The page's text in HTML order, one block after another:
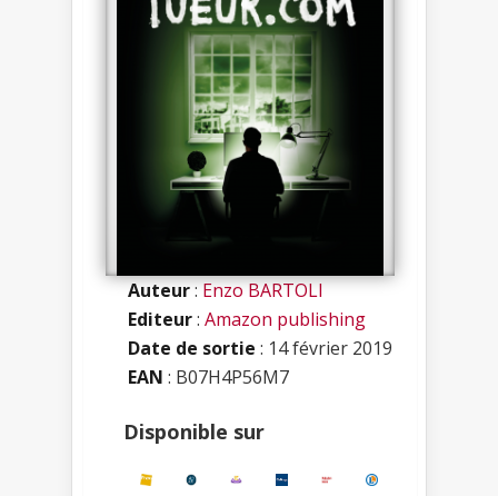
Auteur:Enzo BARTOLI
Editeur: Amazon publishing
Date de sortie : 14 février 2019
EAN : B07H4P56M7
Disponible sur